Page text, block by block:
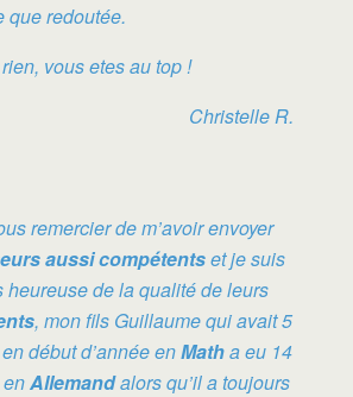
que redoutée.
vous etes au top !
Christelle R.
remercier de m’avoir envoyer
aussi compétentset je suis
heureuse de la qualité de leurs
, mon fils Guillaume qui avait 5
début d’année enMatha eu 14
Allemandalors qu’il a toujours